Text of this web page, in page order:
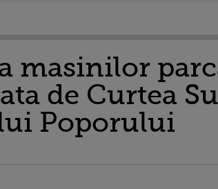
masinilor
de Curtea
Poporului